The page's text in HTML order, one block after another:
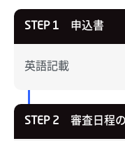
STEP 1 申込書
英語記載
STEP 2 審査日程